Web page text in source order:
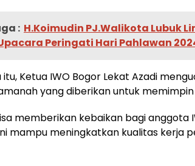
: H.Koimudin PJ.Walikota Lubuk
Peringati Hari Pahlawan
Ketua IWO Bogor Lekat Azadi
yang diberikan untuk memimpin
memberikan kebaikan bagi anggota
mampu meningkatkan kualitas kerja